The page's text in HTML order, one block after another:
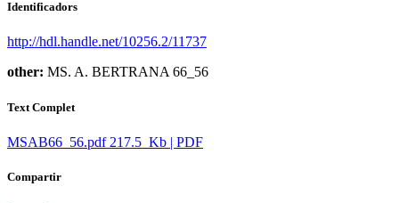
Identificadors
http://hdl.handle.net/10256.2/11737
other: MS. A. BERTRANA 66_56
Text Complet
MSAB66_56.pdf 217.5 Kb | PDF
Compartir